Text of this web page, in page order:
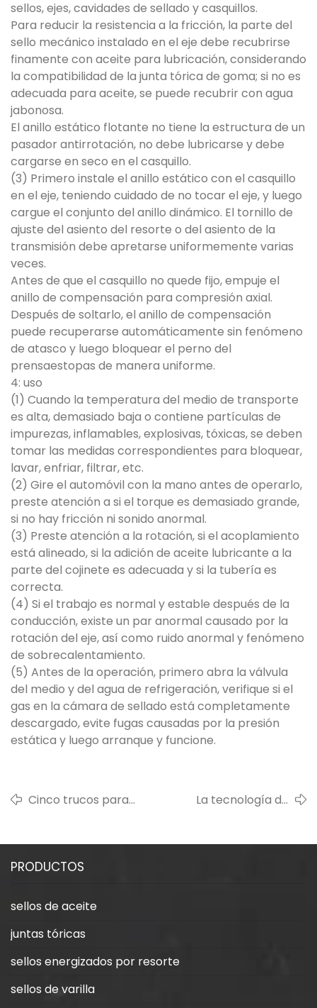
sellos, ejes, cavidades de sellado y casquillos.
Para reducir la resistencia a la fricción, la parte del
sello mecánico instalado en el eje debe recubrirse
finamente con aceite para lubricación, considerando
la compatibilidad de la junta tórica de goma; si no es
adecuada para aceite, se puede recubrir con agua
jabonosa.
El anillo estático flotante no tiene la estructura de un
pasador antirrotación, no debe lubricarse y debe
cargarse en seco en el casquillo.
(3) Primero instale el anillo estático con el casquillo
en el eje, teniendo cuidado de no tocar el eje, y luego
cargue el conjunto del anillo dinámico. El tornillo de
ajuste del asiento del resorte o del asiento de la
transmisión debe apretarse uniformemente varias
veces.
Antes de que el casquillo no quede fijo, empuje el
anillo de compensación para compresión axial.
Después de soltarlo, el anillo de compensación
puede recuperarse automáticamente sin fenómeno
de atasco y luego bloquear el perno del
prensaestopas de manera uniforme.
4: uso
(1) Cuando la temperatura del medio de transporte
es alta, demasiado baja o contiene partículas de
impurezas, inflamables, explosivas, tóxicas, se deben
tomar las medidas correspondientes para bloquear,
lavar, enfriar, filtrar, etc.
(2) Gire el automóvil con la mano antes de operarlo,
preste atención a si el torque es demasiado grande,
si no hay fricción ni sonido anormal.
(3) Preste atención a la rotación, si el acoplamiento
está alineado, si la adición de aceite lubricante a la
parte del cojinete es adecuada y si la tubería es
correcta.
(4) Si el trabajo es normal y estable después de la
conducción, existe un par anormal causado por la
rotación del eje, así como ruido anormal y fenómeno
de sobrecalentamiento.
(5) Antes de la operación, primero abra la válvula
del medio y del agua de refrigeración, verifique si el
gas en la cámara de sellado está completamente
descargado, evite fugas causadas por la presión
estática y luego arranque y funcione.
Cinco trucos para
mecánicos.
La tecnología de
PRODUCTOS
sellos de aceite
juntas tóricas
sellos energizados por resorte
sellos de varilla